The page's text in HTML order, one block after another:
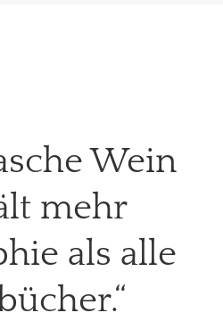
Wein
mehr
als alle